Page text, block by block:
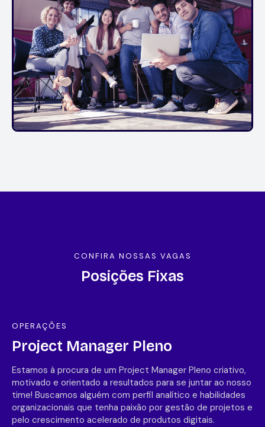
CONFIRA NOSSAS VAGAS
Posições Fixas
OPERAÇÕES
Project Manager Pleno
Estamos à procura de um Project Manager Pleno criativo,
motivado e orientado a resultados para se juntar ao nosso
time! Buscamos alguém com perfil analítico e habilidades
organizacionais que tenha paixão por gestão de projetos e
pelo crescimento acelerado de produtos digitais.